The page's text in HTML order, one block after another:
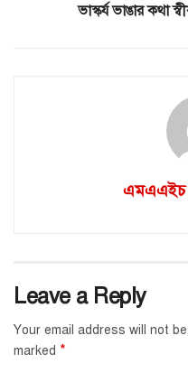
ভাস্কর্য ভাঙার কথা
এমএএইচ
Leave a Reply
Your email address will not
marked *